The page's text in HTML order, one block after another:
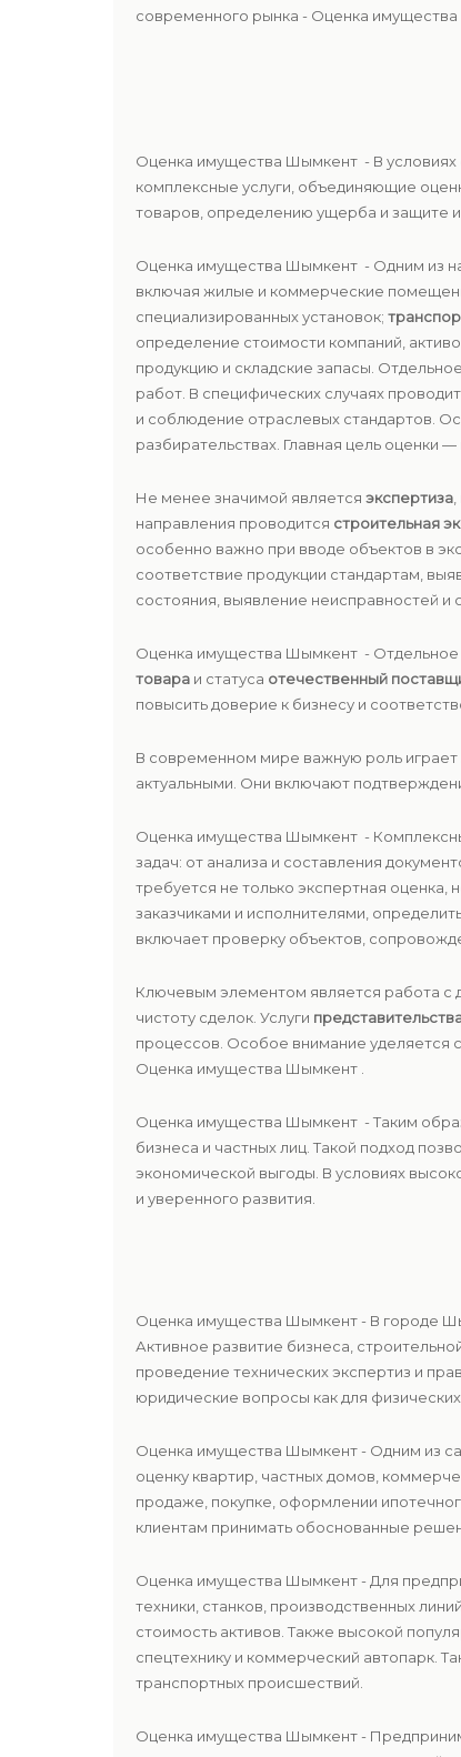
современного рынка - Оценка
Оценка имущества Шымкент - В условиях
комплексные услуги, объединяющие
товаров, определению ущерба и защите
Оценка имущества Шымкент - Одним из
включая жилые и коммерческие
специализированных установок;
определение стоимости компаний,
продукцию и складские запасы.
работ. В специфических случаях
и соблюдение отраслевых стандартов.
разбирательствах. Главная цель оценки
Не менее значимой является экспертиза
направления проводится строительная
особенно важно при вводе объектов в
соответствие продукции стандартам,
состояния, выявление неисправностей
Оценка имущества Шымкент - Отдельное
товара и статуса отечественный
повысить доверие к бизнесу и
В современном мире важную роль играет
актуальными. Они включают
Оценка имущества Шымкент -
задач: от анализа и составления
требуется не только экспертная
заказчиками и исполнителями,
включает проверку объектов,
Ключевым элементом является работа с
чистоту сделок. Услуги
процессов. Особое внимание уделяется
Оценка имущества Шымкент .
Оценка имущества Шымкент - Таким
бизнеса и частных лиц. Такой подход
экономической выгоды. В условиях
и уверенного развития.
Оценка имущества Шымкент - В городе
Активное развитие бизнеса,
проведение технических экспертиз и
юридические вопросы как для
Оценка имущества Шымкент - Одним из
оценку квартир, частных домов,
продаже, покупке, оформлении
клиентам принимать обоснованные
Оценка имущества Шымкент - Для
техники, станков, производственных
стоимость активов. Также высокой
спецтехнику и коммерческий автопарк.
транспортных происшествий.
Оценка имущества Шымкент -